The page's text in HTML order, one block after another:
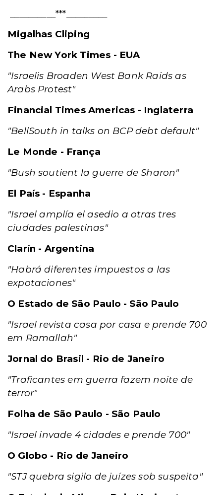
__________***_________
Migalhas Cliping
The New York Times - EUA
"Israelis Broaden West Bank Raids as
Arabs Protest"
Financial Times Americas - Inglaterra
"BellSouth in talks on BCP debt default"
Le Monde - França
"Bush soutient la guerre de Sharon"
El País - Espanha
"Israel amplía el asedio a otras tres
ciudades palestinas"
Clarín - Argentina
"Habrá diferentes impuestos a las
expotaciones"
O Estado de São Paulo - São Paulo
"Israel revista casa por casa e prende 700
em Ramallah"
Jornal do Brasil - Rio de Janeiro
"Traficantes em guerra fazem noite de
terror"
Folha de São Paulo - São Paulo
"Israel invade 4 cidades e prende 700"
O Globo - Rio de Janeiro
"STJ quebra sigilo de juízes sob suspeita"